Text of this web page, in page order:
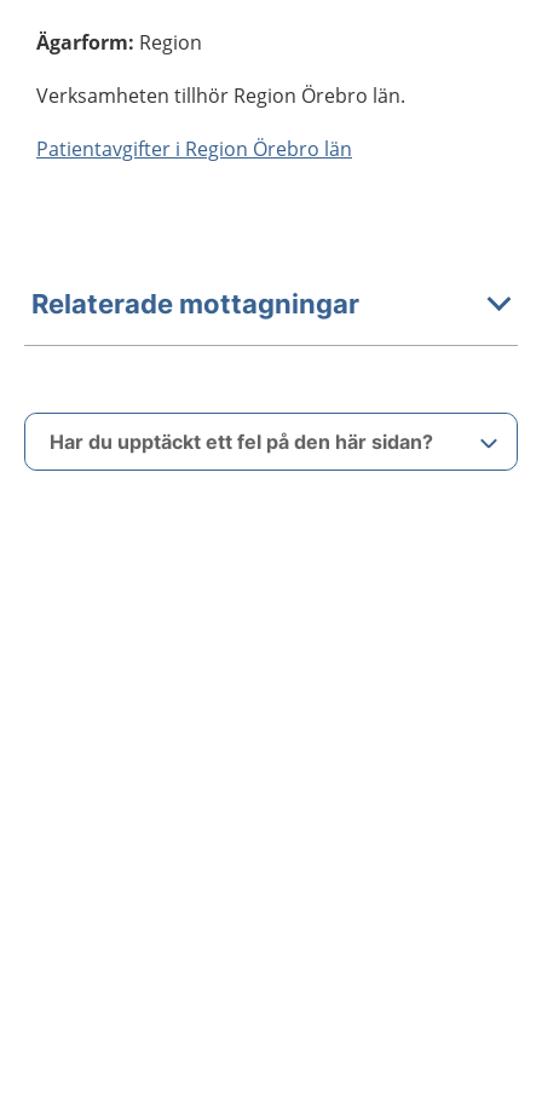
Ägarform: Region
Verksamheten tillhör Region Örebro län.
Patientavgifter i Region Örebro län
Relaterade mottagningar
Har du upptäckt ett fel på den här sidan?